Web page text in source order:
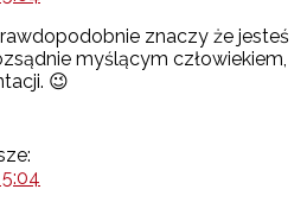
znaczy że jesteś
myślącym człowiekiem,
😉